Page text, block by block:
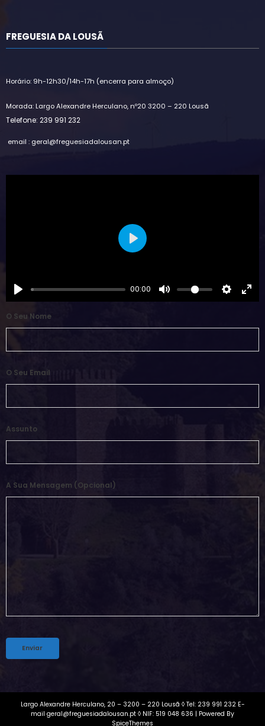
FREGUESIA DA LOUSÃ
Horário: 9h-12h30/14h-17h (encerra para almoço)
Morada: Largo Alexandre Herculano, nº20 3200 – 220 Lousã
Telefone: 239 991 232
email : geral@freguesiadalousan.pt
00:00
Play
O Seu Nome
O Seu Email
Assunto
A Sua Mensagem (opcional)
Largo Alexandre Herculano, 20 – 3200 – 220 Lousã ◊ Tel: 239 991 232 E-
mail geral@freguesiadalousan.pt ◊ NIF: 519 048 636 | Powered By
SpiceThemes